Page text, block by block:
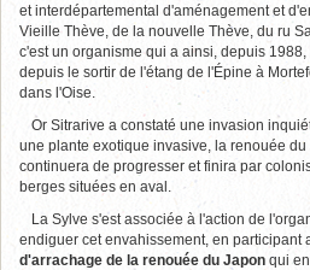
et interdépartemental d'aménagement et
Vieille Thève, de la nouvelle Thève, du ru
c'est un organisme qui a ainsi, depuis
depuis le sortir de l'étang de l'Épine à
dans l'Oise.
Or Sitrarive a constaté une invasion
une plante exotique invasive, la renouée
continuera de progresser et finira par
berges situées en aval.
La Sylve s'est associée à l'action de
endiguer cet envahissement, en participant
d'arrachage de la renouée du Japon qui